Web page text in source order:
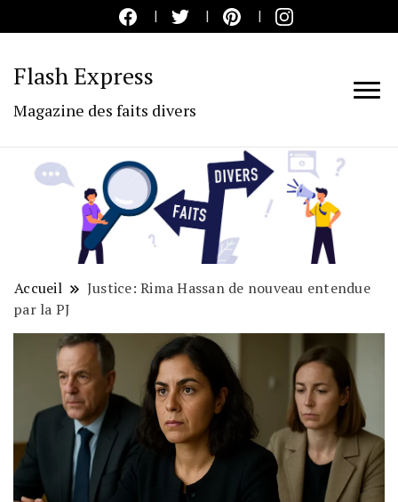
Flash Express
Magazine des faits divers
Accueil
Justice: Rima Hassan de nouveau entendue
par la PJ